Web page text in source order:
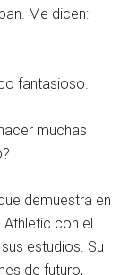
Me dicen:
fantasioso.
muchas
demuestra en
con el
estudios. Su
de futuro,